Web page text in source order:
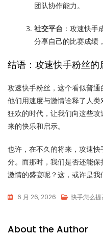
团队协作能力。
社交平台 ：攻速快手
分享自己的比赛成绩
结语：攻速快手粉丝的
攻速快手粉丝，这个看似普通
他们用速度与激情诠释了人
狂欢的时代，让我们向这些
来的快乐和启示。
也许，在不久的将来，攻速
分。而那时，我们是否还能
激情的盛宴呢？这，或许是我
6 月 26, 2026 快手怎么
About the Author